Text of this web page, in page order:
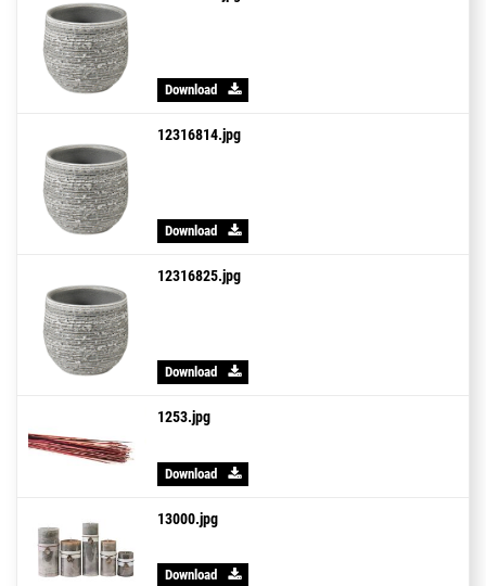
Download
12316814.jpg
Download
12316825.jpg
Download
1253.jpg
Download
13000.jpg
Download